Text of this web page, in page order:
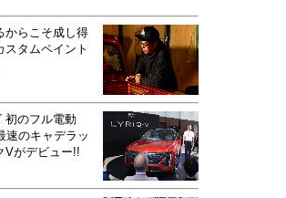
からこそ成し得
スタムペイント
初のフル電動
速のキャデラッ
Vがデビュー!!